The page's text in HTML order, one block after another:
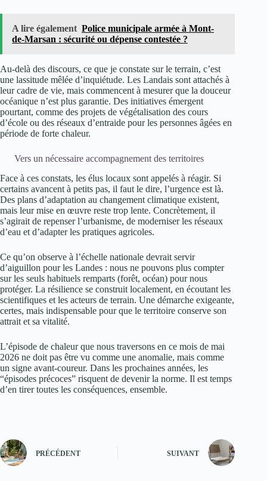
A lire également Police municipale armée à Mont-
de-Marsan : sécurité ou dépense contestée ?
Au-delà des discours, ce que je constate sur le terrain, c’est
une lassitude mêlée d’inquiétude. Les Landais sont attachés à
leur cadre de vie, mais commencent à mesurer que la douceur
océanique n’est plus garantie. Des initiatives émergent
pourtant, comme des projets de végétalisation des cours
d’école ou des réseaux d’entraide pour les personnes âgées en
période de forte chaleur.
Vers un nécessaire accompagnement des territoires
Face à ces constats, les élus locaux sont appelés à réagir. Si
certains avancent à petits pas, il faut le dire, l’urgence est là.
Des plans d’adaptation au changement climatique existent,
mais leur mise en œuvre reste trop lente. Concrètement, il
s’agirait de repenser l’urbanisme, de moderniser les réseaux
d’eau et d’adapter les pratiques agricoles.
Ce qu’on observe à l’échelle nationale devrait servir
d’aiguillon pour les Landes : nous ne pouvons plus compter
sur les seuls habituels remparts (forêt, océan) pour nous
protéger. La résilience se construit localement, en écoutant les
scientifiques et les acteurs de terrain. Une démarche exigeante,
certes, mais indispensable pour que le territoire conserve son
attrait et sa vitalité.
L’épisode de chaleur que nous traversons en ce mois de mai
2026 ne doit pas être vu comme une anomalie, mais comme
un signe avant-coureur. Dans les prochaines années, les
“épisodes précoces” risquent de devenir la norme. Il est temps
d’en tirer toutes les conséquences, ensemble.
PRÉCÉDENT SUIVANT